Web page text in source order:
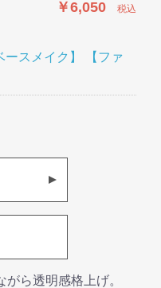
￥6,050 税込
ースメイク】
【ファ
ら透明感格上げ。